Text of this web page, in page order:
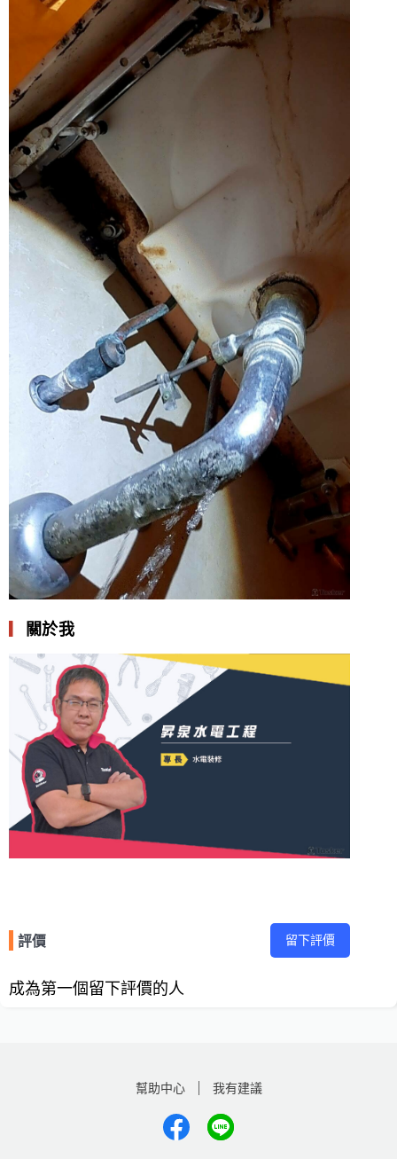
關於我
評價 留下評價
成為第一個留下評價的人
幫助中心 我有建議